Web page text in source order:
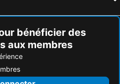
bénéficier des
aux membres